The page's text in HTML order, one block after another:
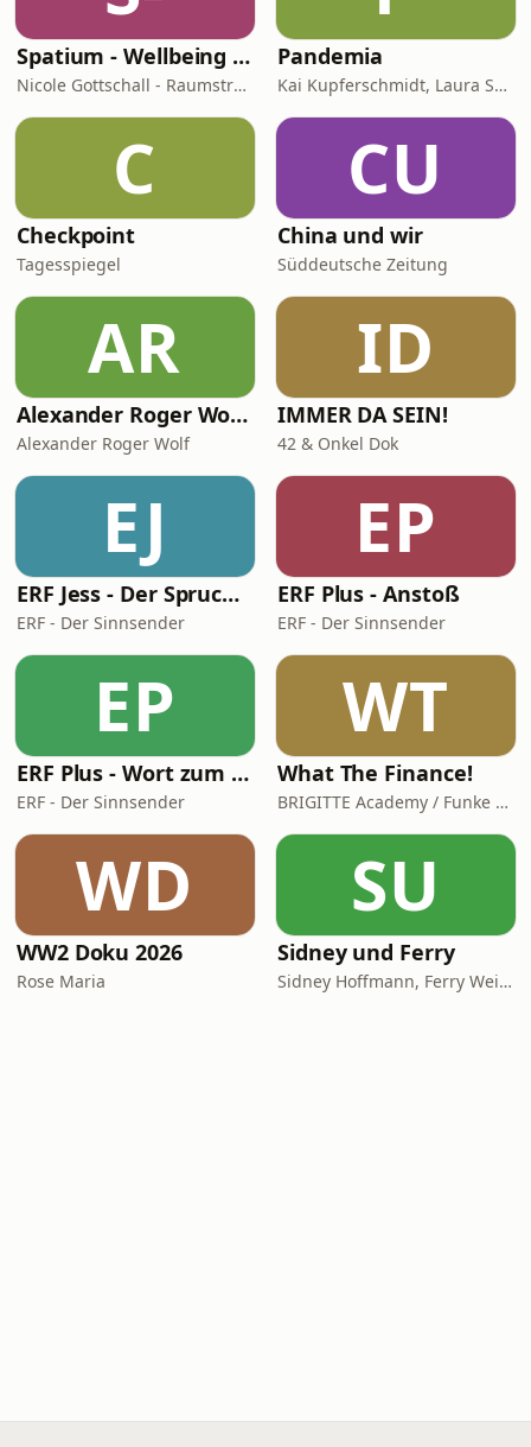
Spatium - Wellbeing für Herz, Hirn & Raum
Nicole Gottschall - Raumstrategin & Wellbeing-Botschafterin
Pandemia
Kai Kupferschmidt, Laura Salm-Reifferscheidt
C
Checkpoint
Tagesspiegel
CU
China und wir
Süddeutsche Zeitung
AR
Alexander Roger Wolf - 🎙 Get the Job – Der Podcast für starke Präsenz vor der Kamera & auf Social Media
Alexander Roger Wolf
ID
IMMER DA SEIN!
42 & Onkel Dok
EJ
ERF Jess - Der Spruch des Tages
ERF - Der Sinnsender
EP
ERF Plus - Anstoß
ERF - Der Sinnsender
EP
ERF Plus - Wort zum Tag
ERF - Der Sinnsender
WT
What The Finance!
BRIGITTE Academy / Funke Woman, People & Family GmbH
WD
WW2 Doku 2026
Rose Maria
SU
Sidney und Ferry
Sidney Hoffmann, Ferry Weiss